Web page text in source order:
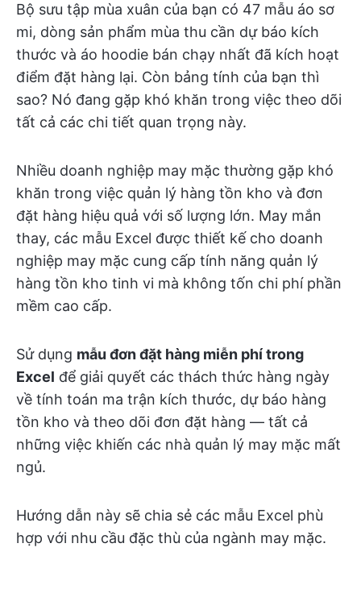
Bộ sưu tập mùa xuân của bạn có 47 mẫu áo sơ
mi, dòng sản phẩm mùa thu cần dự báo kích
thước và áo hoodie bán chạy nhất đã kích hoạt
điểm đặt hàng lại. Còn bảng tính của bạn thì
sao? Nó đang gặp khó khăn trong việc theo dõi
tất cả các chi tiết quan trọng này.
Nhiều doanh nghiệp may mặc thường gặp khó
khăn trong việc quản lý hàng tồn kho và đơn
đặt hàng hiệu quả với số lượng lớn. May mắn
thay, các mẫu Excel được thiết kế cho doanh
nghiệp may mặc cung cấp tính năng quản lý
hàng tồn kho tinh vi mà không tốn chi phí phần
mềm cao cấp.
Sử dụng mẫu đơn đặt hàng miễn phí trong
Excel để giải quyết các thách thức hàng ngày
về tính toán ma trận kích thước, dự báo hàng
tồn kho và theo dõi đơn đặt hàng — tất cả
những việc khiến các nhà quản lý may mặc mất
ngủ.
Hướng dẫn này sẽ chia sẻ các mẫu Excel phù
hợp với nhu cầu đặc thù của ngành may mặc.